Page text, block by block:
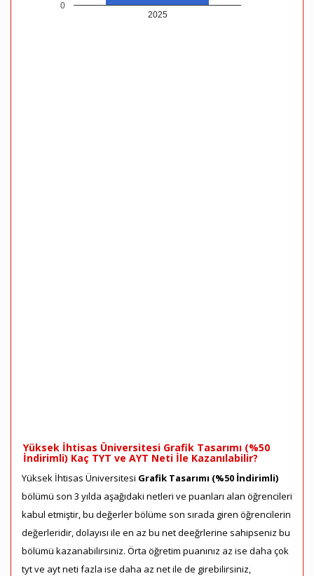
2025
0
Yüksek İhtisas Üniversitesi Grafik Tasarımı (%50
İndirimli) Kaç TYT ve AYT Neti İle Kazanılabilir?
Yüksek İhtisas Üniversitesi Grafik Tasarımı (%50 İndirimli)
bölümü son 3 yılda aşağıdaki netleri ve puanları alan öğrencileri
kabul etmiştir, bu değerler bölüme son sırada giren öğrencilerin
değerleridir, dolayısı ile en az bu net deeğrlerine sahipseniz bu
bölümü kazanabilirsiniz. Örta öğretim puanınız az ise daha çok
tyt ve ayt neti fazla ise daha az net ile de girebilirsiniz,